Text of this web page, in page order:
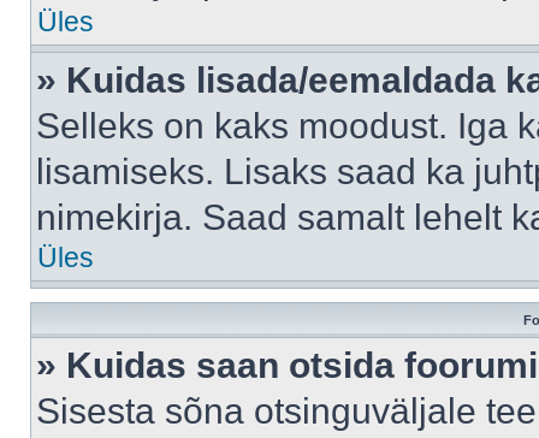
Üles
» Kuidas lisada/eemaldada
Selleks on kaks moodust. Iga
lisamiseks. Lisaks saad ka
nimekirja. Saad samalt lehelt
Üles
» Kuidas saan otsida
Sisesta sõna otsinguväljale